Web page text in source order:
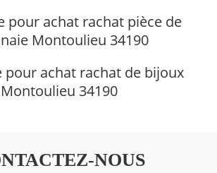
pour achat rachat pièce de
Montoulieu 34190
pour achat rachat de bijoux
Montoulieu 34190
NOUS